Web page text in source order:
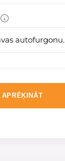
autofurgonu.
APRĒĶINĀT